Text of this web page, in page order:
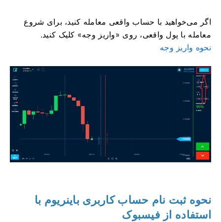
اگر می‌خواهید با حساب واقعی معامله کنید، برای شروع
معامله با پول واقعی، روی «واریز وجه» کلیک کنید.
نحوه واریز وجه
نحوه ثبت نام حساب کاربری باینریوم با
استفاده از فیسبوک